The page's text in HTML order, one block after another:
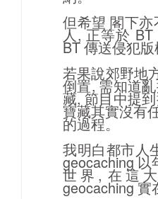
但希望 閣下
人, 正等於
BT 傳送侵犯版
若果說郊野地
倒置, 需知道
藏, 節目中提
寶藏其實沒有
的過程。
我明白都市人
geocaching
世界, 在這
geocaching 實